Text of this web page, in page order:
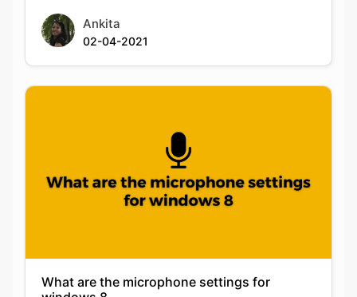
Ankita
02-04-2021
What are the microphone settings for